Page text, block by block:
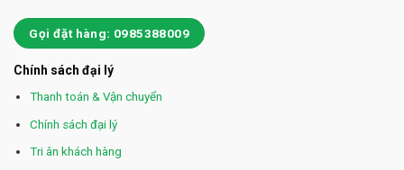
Gọi đặt hàng: 0985388009
Chính sách đại lý
Thanh toán & Vận chuyển
Chính sách đại lý
Tri ân khách hàng